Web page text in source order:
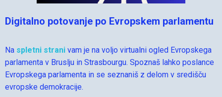
Digitalno potovanje po Evropskem parlamentu
Na spletni strani vam je na voljo virtualni ogled Evropskega
parlamenta v Bruslju in Strasbourgu. Spoznaš lahko poslance
Evropskega parlamenta in se seznaniš z delom v središču
evropske demokracije.